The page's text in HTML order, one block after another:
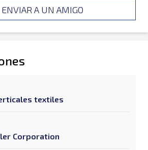
ENVIAR A UN AMIGO
textiles
Corporation